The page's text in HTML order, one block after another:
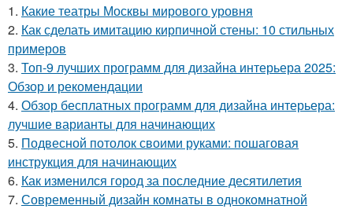
1. Какие театры Москвы мирового уровня
2. Как сделать имитацию кирпичной стены: 10 стильных
примеров
3. Топ-9 лучших программ для дизайна интерьера 2025:
Обзор и рекомендации
4. Обзор бесплатных программ для дизайна интерьера:
лучшие варианты для начинающих
5. Подвесной потолок своими руками: пошаговая
инструкция для начинающих
6. Как изменился город за последние десятилетия
7. Современный дизайн комнаты в однокомнатной